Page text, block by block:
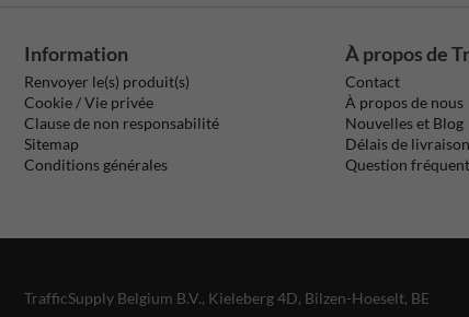
Information
Renvoyer le(s) produit(s)
Cookie / Vie privée
Clause de non responsabilité
Sitemap
Conditions générales
À propos de
Contact
À propos de nous
Nouvelles et Blog
Délais de livraison
Question
TrafficSupply Belgium B.V., Kieleberg 4D, Bilzen-Hoeselt, BE